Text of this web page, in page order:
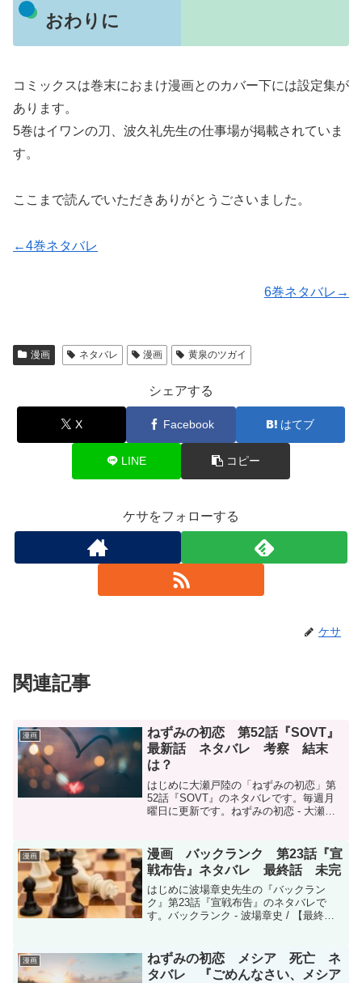
おわりに
コミックスは巻末におまけ漫画とのカバー下には設定集が
あります。
5巻はイワンの刀、波久礼先生の仕事場が掲載されていま
す。
ここまで読んでいただきありがとうごさいました。
←4巻ネタバレ
6巻ネタバレ→
漫画 ネタバレ 漫画 黄泉のツガイ
シェアする
X Facebook はてブ
LINE コピー
ケサをフォローする
ケサ
関連記事
漫画
ねずみの初恋 第52話『SOVT』
最新話 ネタバレ 考察 結末
は？
はじめに大瀬戸陸の「ねずみの初恋」第
52話『SOVT』のネタバレです。毎週月
曜日に更新です。ねずみの初恋 - 大瀬戸
Webねずみの初恋はマガポケ(ア...
漫画
漫画 バックランク 第23話『宣
戦布告』ネタバレ 最終話 未完
はじめに波場章史先生の『バックラン
ク』第23話『宣戦布告』のネタバレで
す。バックランク - 波場章史 / 【最終
す。打ち切りになったので、話は全然途
中ですが、今...
漫画
ねずみの初恋 メシア 死亡 ネ
タバレ 『ごめんなさい、メシア